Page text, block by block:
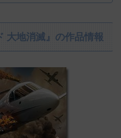
大地消滅』の作品情報